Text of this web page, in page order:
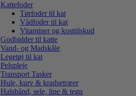
Kattefoder
Tørfoder til kat
Vådfoder til kat
Vitaminer og kosttilskud
Godbidder til katte
Vand- og Madskåle
Legetøj til kat
Pelspleje
Transport Tasker
Hule, kurv & kradsetræer
Halsbånd, sele, line & tegn